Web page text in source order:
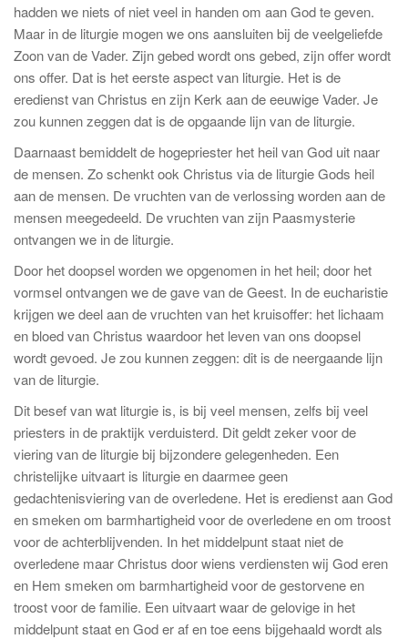
hadden we niets of niet veel in handen om aan God te geven.
Maar in de liturgie mogen we ons aansluiten bij de veelgeliefde
Zoon van de Vader. Zijn gebed wordt ons gebed, zijn offer wordt
ons offer. Dat is het eerste aspect van liturgie. Het is de
eredienst van Christus en zijn Kerk aan de eeuwige Vader. Je
zou kunnen zeggen dat is de opgaande lijn van de liturgie.
Daarnaast bemiddelt de hogepriester het heil van God uit naar
de mensen. Zo schenkt ook Christus via de liturgie Gods heil
aan de mensen. De vruchten van de verlossing worden aan de
mensen meegedeeld. De vruchten van zijn Paasmysterie
ontvangen we in de liturgie.
Door het doopsel worden we opgenomen in het heil; door het
vormsel ontvangen we de gave van de Geest. In de eucharistie
krijgen we deel aan de vruchten van het kruisoffer: het lichaam
en bloed van Christus waardoor het leven van ons doopsel
wordt gevoed. Je zou kunnen zeggen: dit is de neergaande lijn
van de liturgie.
Dit besef van wat liturgie is, is bij veel mensen, zelfs bij veel
priesters in de praktijk verduisterd. Dit geldt zeker voor de
viering van de liturgie bij bijzondere gelegenheden. Een
christelijke uitvaart is liturgie en daarmee geen
gedachtenisviering van de overledene. Het is eredienst aan God
en smeken om barmhartigheid voor de overledene en om troost
voor de achterblijvenden. In het middelpunt staat niet de
overledene maar Christus door wiens verdiensten wij God eren
en Hem smeken om barmhartigheid voor de gestorvene en
troost voor de familie. Een uitvaart waar de gelovige in het
middelpunt staat en God er af en toe eens bijgehaald wordt als